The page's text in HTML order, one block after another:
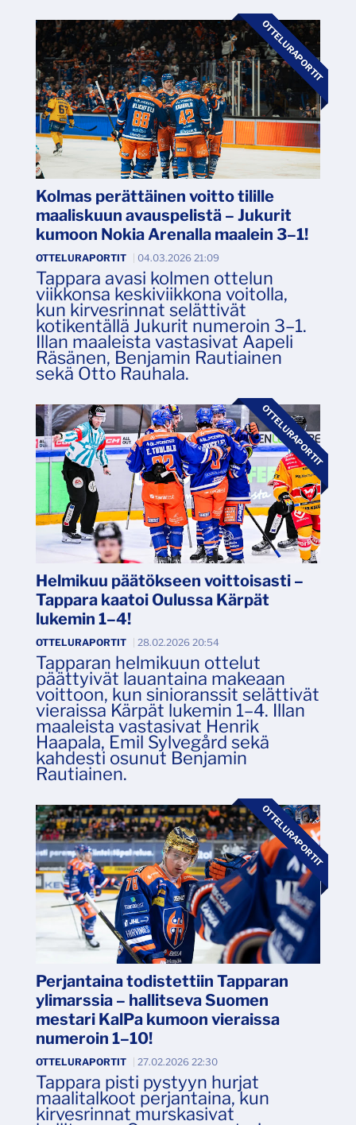
OTTELURAPORTIT
Kolmas perättäinen voitto tilille
maaliskuun avauspelistä – Jukurit
kumoon Nokia Arenalla maalein 3–1!
OTTELURAPORTIT 04.03.2026 21:09
Tappara avasi kolmen ottelun
viikkonsa keskiviikkona voitolla,
kun kirvesrinnat selättivät
kotikentällä Jukurit numeroin 3–1.
Illan maaleista vastasivat Aapeli
Räsänen, Benjamin Rautiainen
sekä Otto Rauhala.
OTTELURAPORTIT
Helmikuu päätökseen voittoisasti –
Tappara kaatoi Oulussa Kärpät
lukemin 1–4!
OTTELURAPORTIT 28.02.2026 20:54
Tapparan helmikuun ottelut
päättyivät lauantaina makeaan
voittoon, kun sinioranssit selättivät
vieraissa Kärpät lukemin 1–4. Illan
maaleista vastasivat Henrik
Haapala, Emil Sylvegård sekä
kahdesti osunut Benjamin
Rautiainen.
OTTELURAPORTIT
Perjantaina todistettiin Tapparan
ylimarssia – hallitseva Suomen
mestari KalPa kumoon vieraissa
numeroin 1–10!
OTTELURAPORTIT 27.02.2026 22:30
Tappara pisti pystyyn hurjat
maalitalkoot perjantaina, kun
kirvesrinnat murskasivat